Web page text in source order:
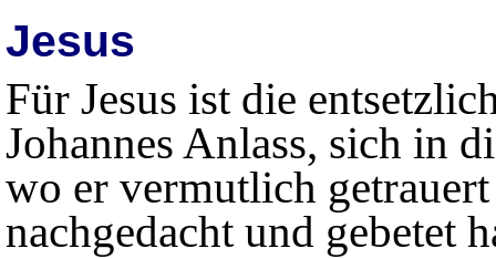
Jesus
Für Jesus ist die
Johannes Anlass, sich in
wo er vermutlich
nachgedacht und gebetet